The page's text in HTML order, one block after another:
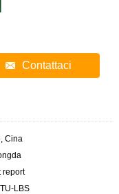
Contattaci
Cina
report
LBS